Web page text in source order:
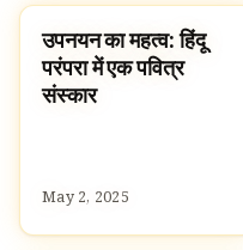
HINDUISM
उपनयन का महत्व: हिंदू
परंपरा में एक पवित्र
संस्कार
May 2, 2025